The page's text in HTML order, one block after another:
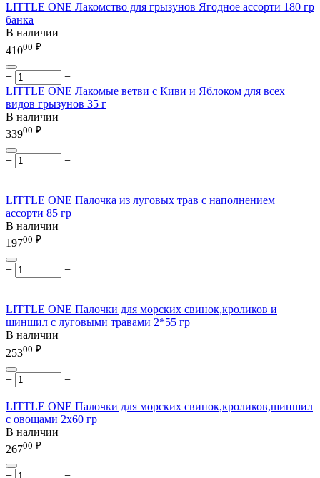
LITTLE ONE Лакомство для грызунов Ягодное ассорти 180 гр
банка
В наличии
41000 ₽
+
−
LITTLE ONE Лакомые ветви с Киви и Яблоком для всех
видов грызунов 35 г
В наличии
33900 ₽
+ −
LITTLE ONE Палочка из луговых трав с наполнением
ассорти 85 гр
В наличии
19700 ₽
+ −
LITTLE ONE Палочки для морских свинок,кроликов и
шиншил с луговыми травами 2*55 гр
В наличии
25300 ₽
+ −
LITTLE ONE Палочки для морских свинок,кроликов,шиншил
с овощами 2х60 гр
В наличии
26700 ₽